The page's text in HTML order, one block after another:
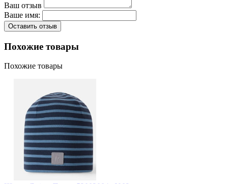
Ваш отзыв
Ваше имя:
Оставить отзыв
Похожие товары
Похожие товары